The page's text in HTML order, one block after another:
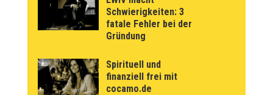
Schwierigkeiten: 3
fatale Fehler bei der
Gründung
Spirituell und
finanziell frei mit
cocamo.de